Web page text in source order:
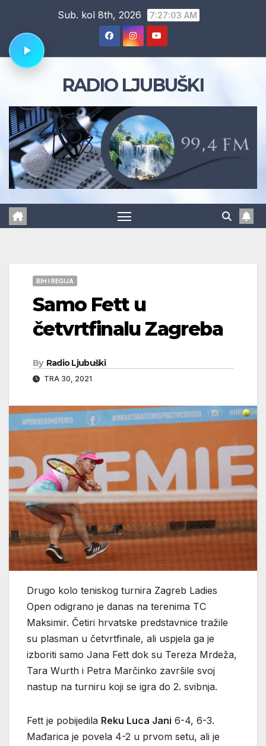
content
Sub. kol 8th, 2026 7:27:04 AM
RADIO LJUBUŠKI
BIH I REGIJA
Samo Fett u
četvrtfinalu Zagreba
By Radio Ljubuški
TRA 30, 2021
Drugo kolo teniskog turnira Zagreb Ladies
Open odigrano je danas na terenima TC
Maksimir. Četiri hrvatske predstavnice tražile
su plasman u četvrtfinale, ali uspjela ga je
izboriti samo Jana Fett dok su Tereza Mrdeža,
Tara Wurth i Petra Marčinko završile svoj
nastup na turniru koji se igra do 2. svibnja.
Fett je pobijedila Reku Luca Jani 6-4, 6-3.
Mađarica je povela 4-2 u prvom setu, ali je